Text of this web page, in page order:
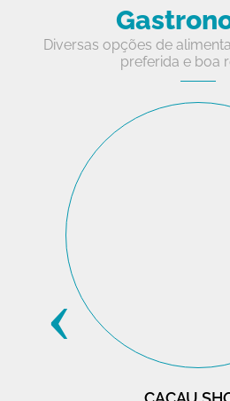
Diversas opções de
preferida e boa
‹